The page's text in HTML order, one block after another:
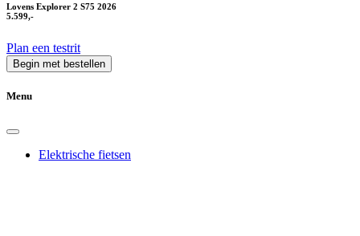
Lovens Explorer 2 S75 2026
5.599,-
Plan een testrit
Begin met bestellen
Menu
Elektrische fietsen